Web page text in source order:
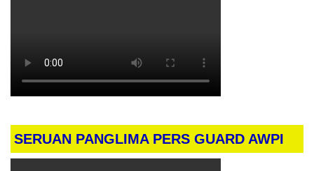
SERUAN PANGLIMA PERS GUARD AWPI